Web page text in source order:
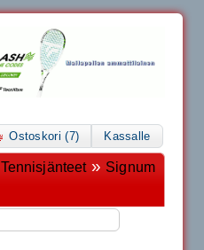
Ostoskori (7) Kassalle
Tennisjänteet» Signum